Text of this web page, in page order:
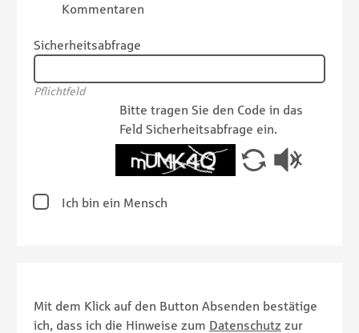
Kommentaren
Sicherheitsabfrage
Pflichtfeld
Bitte tragen Sie den Code in das
Feld Sicherheitsabfrage ein.
Ich bin ein Mensch
Mit dem Klick auf den Button Absenden bestätige
ich, dass ich die Hinweise zum Datenschutz zur